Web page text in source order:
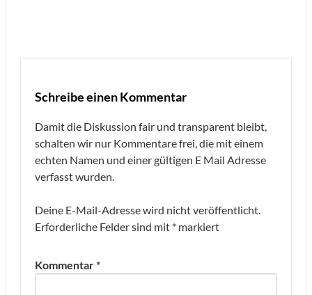
Schreibe einen Kommentar
Damit die Diskussion fair und transparent bleibt,
schalten wir nur Kommentare frei, die mit einem
echten Namen und einer gültigen E Mail Adresse
verfasst wurden.
Deine E-Mail-Adresse wird nicht veröffentlicht.
Erforderliche Felder sind mit * markiert
Kommentar*